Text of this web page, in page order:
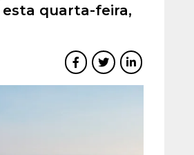
quarta-feira,